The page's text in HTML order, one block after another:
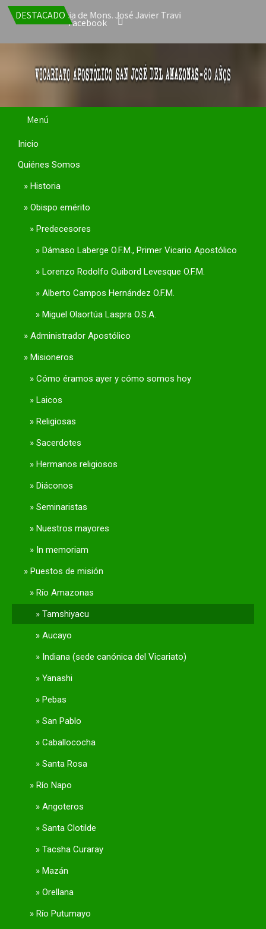
DESTACADO
la renuncia de Mons. José Javier Travieso como Vicario
Facebook
Menú
Inicio
Quiénes Somos
Historia
Obispo emérito
Predecesores
Dámaso Laberge O.F.M., Primer Vicario Apostólico
Lorenzo Rodolfo Guibord Levesque O.F.M.
Alberto Campos Hernández O.F.M.
Miguel Olaortúa Laspra O.S.A.
Administrador Apostólico
Misioneros
Cómo éramos ayer y cómo somos hoy
Laicos
Religiosas
Sacerdotes
Hermanos religiosos
Diáconos
Seminaristas
Nuestros mayores
In memoriam
Puestos de misión
Río Amazonas
Tamshiyacu
Aucayo
Indiana (sede canónica del Vicariato)
Yanashi
Pebas
San Pablo
Caballococha
Santa Rosa
Río Napo
Angoteros
Santa Clotilde
Tacsha Curaray
Mazán
Orellana
Río Putumayo